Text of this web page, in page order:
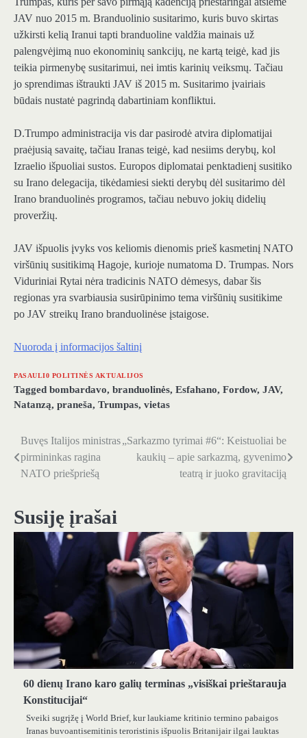
JAV nuo 2015 m. Branduolinio susitarimo, kuris buvo skirtas
užkirsti kelią Iranui tapti branduoline valdžia mainais už
palengvėjimą nuo ekonominių sankcijų, ne kartą teigė, kad jis
teikia pirmenybę susitarimui, nei imtis karinių veiksmų. Tačiau
jo sprendimas ištraukti JAV iš 2015 m. Susitarimo įvairiais
būdais nustatė pagrindą dabartiniam konfliktui.
D.Trumpo administracija vis dar pasirodė atvira diplomatijai
praėjusią savaitę, tačiau Iranas teigė, kad nesiims derybų, kol
Izraelio išpuoliai sustos. Europos diplomatai penktadienį susitiko
su Irano delegacija, tikėdamiesi siekti derybų dėl susitarimo dėl
Irano branduolinės programos, tačiau nebuvo jokių didelių
proveržių.
JAV išpuolis įvyks vos keliomis dienomis prieš kasmetinį NATO
viršūnių susitikimą Hagoje, kurioje numatoma D. Trumpas. Nors
Viduriniai Rytai nėra tradicinis NATO dėmesys, dabar šis
regionas yra svarbiausia susirūpinimo tema viršūnių susitikime
po JAV streikų Irano branduolinėse įstaigose.
Nuoroda į informacijos šaltinį
PASAULI0 POLITINĖS AKTUALIJOS
Tagged bombardavo, branduolinės, Esfahano, Fordow, JAV,
Natanzą, praneša, Trumpas, vietas
Navigacija
tarp
Buvęs Italijos ministras
pirmininkas ragina
NATO priešpriešą
„Sarkazmo tyrimai #6“: Keistuoliai be
kaukių – apie sarkazmą, gyvenimo
teatrą ir juoko gravitaciją
Susiję įrašai
60 dienų Irano karo galių terminas „visiškai prieštarauja
Konstitucijai“
Sveiki sugrįžę į World Brief, kur laukiame kritinio termino pabaigos
Iranas buvoantisemitinis teroristinis išpuolis Britanijair ilgai lauktas